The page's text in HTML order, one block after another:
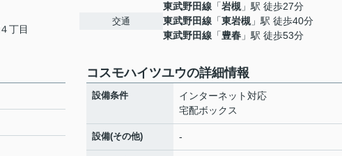
４丁目
交通
東武野田線 「岩槻 」駅 徒歩27分
東武野田線 「東岩槻 」駅 徒歩40分
東武野田線 「豊春 」駅 徒歩53分
コスモハイツユウの詳細情報
設備条件
インターネット対応
宅配ボックス
設備(その他) -